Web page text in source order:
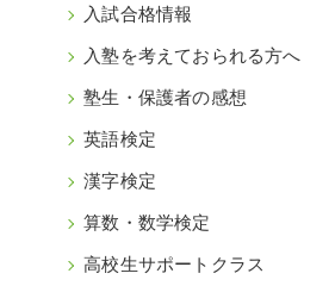
入試合格情報
入塾を考えておられる方へ
塾生・保護者の感想
英語検定
漢字検定
算数・数学検定
高校生サポートクラス